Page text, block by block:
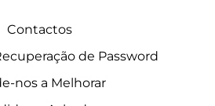
Contactos
de Password
nos a Melhorar